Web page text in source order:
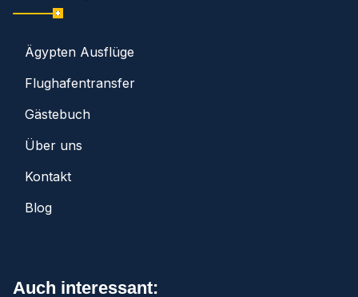
Ägypten Ausflüge
Flughafentransfer
Gästebuch
Über uns
Kontakt
Blog
Auch interessant: